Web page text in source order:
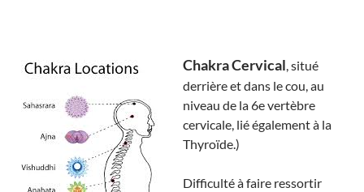
Chakra Cervical, situé
derrière et dans le cou, au
niveau de la 6e vertèbre
cervicale, lié également à la
Thyroïde.)
Difficulté à faire ressortir